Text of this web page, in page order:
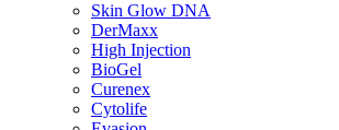
Skin Glow DNA
DerMaxx
High Injection
BioGel
Curenex
Cytolife